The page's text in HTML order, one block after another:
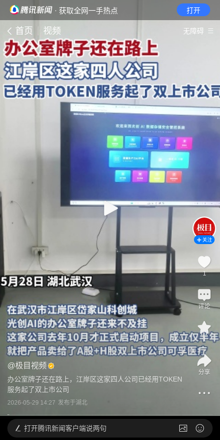
· 获取全网一手热点 打开
首页 视频 无障碍
@极目视频
办公室牌子还在路上，江岸区这家四人公司已经用TOKEN
服务起了双上市公司
2026-05-29 14:27 发布于湖北
关注
1
评论
1
分享
打开腾讯新闻客户端说两句